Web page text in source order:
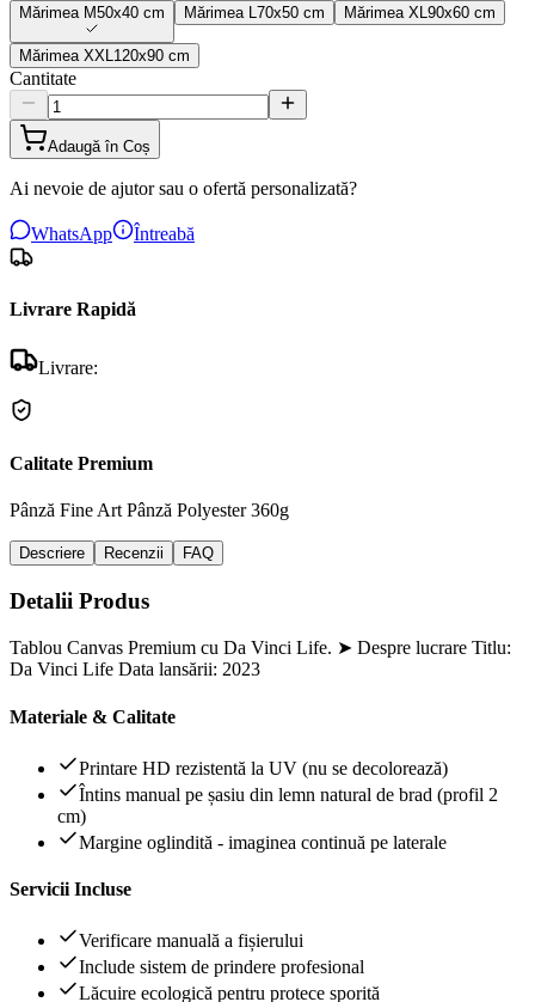
Mărimea M50x40 cm Mărimea 70x50 cm Mărimea XL 90x60 cm
Mărimea XXL 120x90 cm
Cantitate
Adaugă în Coș
Ai nevoie de ajutor sau o ofertă personalizată?
WhatsApp Întreabă
Livrare Rapidă
Livrare:
Calitate Premium
Pânză Fine Art Pânză Polyester 360g
Descriere Recenzii FAQ
Detalii Produs
Tablou Canvas Premium cu Da Vinci Life. ➤ Despre lucrare Titlu:
Da Vinci Life Data lansării: 2023
Materiale & Calitate
Printare HD rezistentă la UV (nu se decolorează)
Întins manual pe șasiu din lemn natural de brad (profil 2
cm)
Margine oglindită - imaginea continuă pe laterale
Servicii Incluse
Verificare manuală a fișierului
Include sistem de prindere profesional
Lăcuire ecologică pentru protece sporită